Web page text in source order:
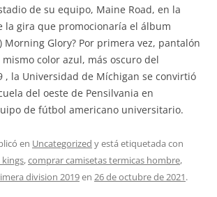
de su equipo, Maine Road, en la
la gira que promocionaría el álbum
Morning Glory? Por primera vez, pantalón
color azul, más oscuro del
, la Universidad de Míchigan se convirtió
del oeste de Pensilvania en
de fútbol americano universitario.
en Uncategorized y está etiquetada con
,comprar camisetas termicas hombre,
division 2019en 26 de octubre de 2021.